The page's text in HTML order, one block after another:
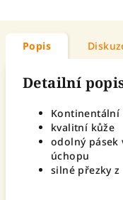
Popis
Detailní
Kontinentální
kvalitní kůže
odolný pásek
úchopu
silné přezky z